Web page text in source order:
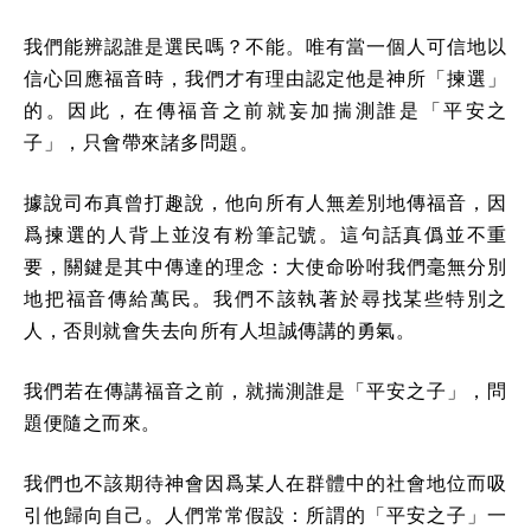
我們能辨認誰是選民嗎？不能。唯有當一個人可信地以
信心回應福音時，我們才有理由認定他是神所「揀選」
的。因此，在傳福音之前就妄加揣測誰是「平安之
子」，只會帶來諸多問題。
據說司布真曾打趣說，他向所有人無差別地傳福音，因
爲揀選的人背上並沒有粉筆記號。這句話真僞並不重
要，關鍵是其中傳達的理念：大使命吩咐我們毫無分別
地把福音傳給萬民。我們不該執著於尋找某些特別之
人，否則就會失去向所有人坦誠傳講的勇氣。
我們若在傳講福音之前，就揣測誰是「平安之子」，問
題便隨之而來。
我們也不該期待神會因爲某人在群體中的社會地位而吸
引他歸向自己。人們常常假設：所謂的「平安之子」一